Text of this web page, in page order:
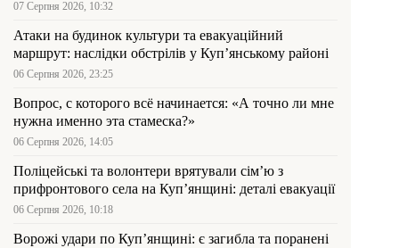
07 Серпня 2026, 10:32
Атаки на будинок культури та евакуаційний
маршрут: наслідки обстрілів у Куп’янському районі
06 Серпня 2026, 23:25
Вопрос, с которого всё начинается: «А точно ли мне
нужна именно эта стамеска?»
06 Серпня 2026, 14:05
Поліцейські та волонтери врятували сім’ю з
прифронтового села на Куп’янщині: деталі евакуації
06 Серпня 2026, 10:18
Ворожі удари по Куп’янщині: є загибла та поранені